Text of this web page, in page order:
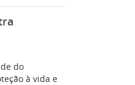
do
à vida e